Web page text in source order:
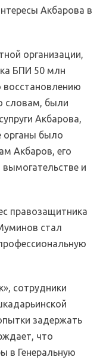
Акбарова в
организации,
БПИ 50 млн
восстановлению
словам, были
Акбарова,
органы было
Акбаров, его
и
правозащитника
стал
сотрудники
задержать
что
в Генеральную